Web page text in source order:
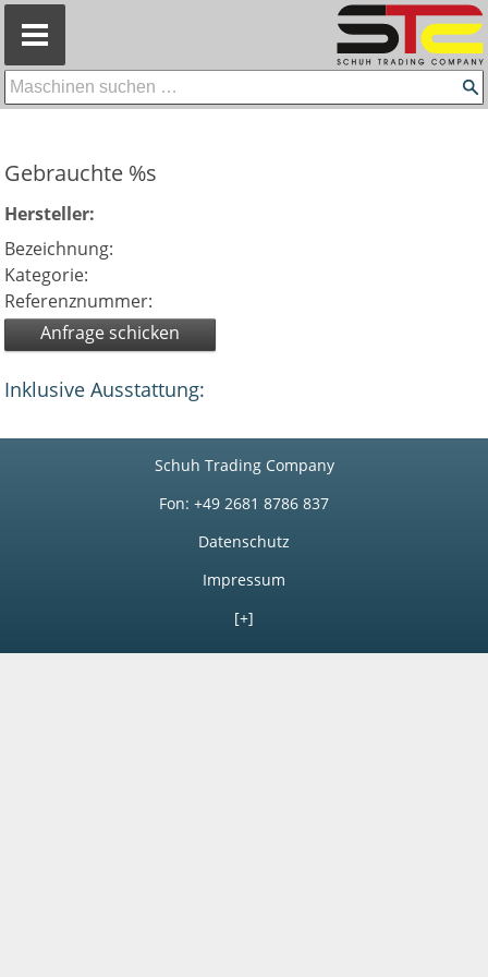
Gebrauchte %s
Hersteller:
Bezeichnung:
Kategorie:
Referenznummer:
Anfrage schicken
Inklusive Ausstattung:
Schuh Trading Company
Fon: +49 2681 8786 837
Datenschutz
Impressum
[+]